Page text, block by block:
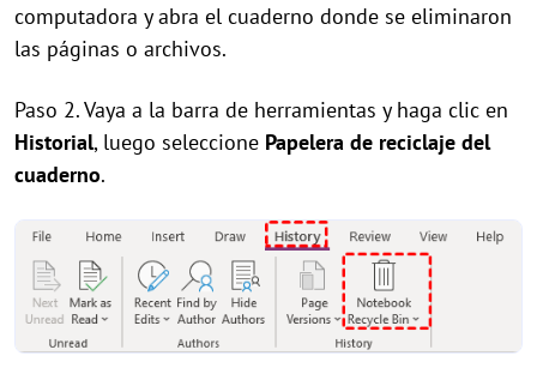
computadora y abra el cuaderno donde se eliminaron
las páginas o archivos.
Paso 2. Vaya a la barra de herramientas y haga clic en
Historial, luego seleccione Papelera de reciclaje del
cuaderno.